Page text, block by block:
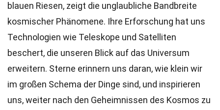
blauen Riesen, zeigt die unglaubliche Bandbreite
kosmischer Phänomene. Ihre Erforschung hat uns
Technologien wie Teleskope und Satelliten
beschert, die unseren Blick auf das Universum
erweitern. Sterne erinnern uns daran, wie klein wir
im großen Schema der Dinge sind, und inspirieren
uns, weiter nach den Geheimnissen des Kosmos zu